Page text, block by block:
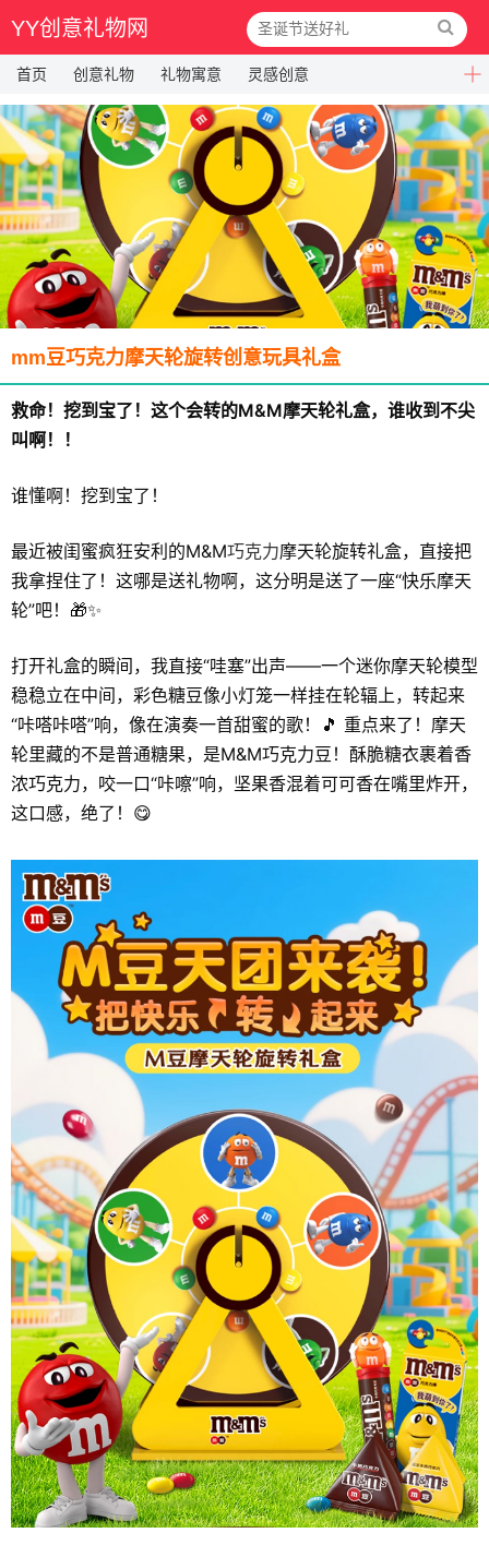
YY创意礼物网
首页 创意礼物 礼物寓意 灵感创意
mm豆巧克力摩天轮旋转创意玩具礼盒
救命！挖到宝了！这个会转的M&M摩天轮礼盒，谁收到不尖
叫啊！！
谁懂啊！挖到宝了！
最近被闺蜜疯狂安利的M&M巧克力摩天轮旋转礼盒，直接把
我拿捏住了！这哪是送礼物啊，这分明是送了一座“快乐摩天
轮”吧！🎁✨
打开礼盒的瞬间，我直接“哇塞”出声——一个迷你摩天轮模型
稳稳立在中间，彩色糖豆像小灯笼一样挂在轮辐上，转起来
“咔嗒咔嗒”响，像在演奏一首甜蜜的歌！🎵 重点来了！摩天
轮里藏的不是普通糖果，是M&M巧克力豆！酥脆糖衣裹着香
浓巧克力，咬一口“咔嚓”响，坚果香混着可可香在嘴里炸开，
这口感，绝了！😋